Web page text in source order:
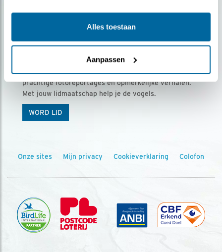
Alles toestaan
Aanpassen
Ontvang 5 x Vogels voor € 36,00 per jaar
Vogels is het tijdschrift voor onze leden, met
prachtige fotoreportages en opmerkelijke verhalen.
Met jouw lidmaatschap help je de vogels.
WORD LID
Onze sites Mijn privacy Cookieverklaring Colofon